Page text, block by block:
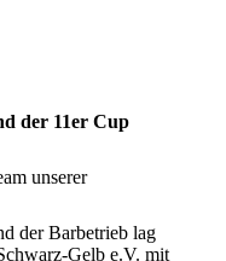
der 11er Cup
unserer
der Barbetrieb lag
Gelb e.V. mit